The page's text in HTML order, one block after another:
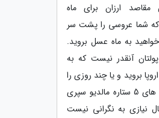
مقاصد ارزان برای ماه
که شما عروسی را پشت سر
به ماه عسل بروید.
آنقدر نیست که به
بروید و یا چند روزی را
در یکی از هتل های 5 ستاره مالدیو سپری
نیازی به نگرانی نیست